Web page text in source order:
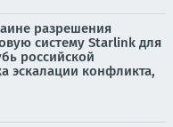
разрешения
систему Starlink для
российской
эскалации конфликта,